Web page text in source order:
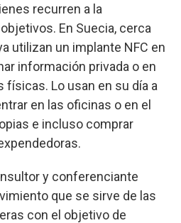
recurren a la
En Suecia, cerca
utilizan un implante NFC en
información privada o en
Lo usan en su día a
en las oficinas o en el
e incluso comprar
y conferenciante
que se sirve de las
con el objetivo de